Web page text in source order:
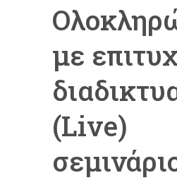
με
(Live)